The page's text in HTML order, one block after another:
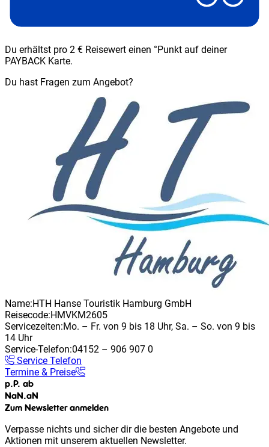
Du erhältst pro 2 € Reisewert einen °Punkt auf deiner
PAYBACK Karte.
Du hast Fragen zum Angebot?
Name:HTH Hanse Touristik Hamburg GmbH
Reisecode:HMVKM2605
Servicezeiten:Mo. – Fr. von 9 bis 18 Uhr, Sa. – So. von 9 bis
14 Uhr
Service-Telefon:04152 – 906 907 0
Service Telefon
Termine & Preise
p.P. ab
NaN.aN
Zum Newsletter anmelden
Verpasse nichts und sicher dir die besten Angebote und
Aktionen mit unserem aktuellen Newsletter.